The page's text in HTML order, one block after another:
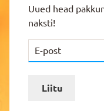
Uued head
naksti!
Liitu